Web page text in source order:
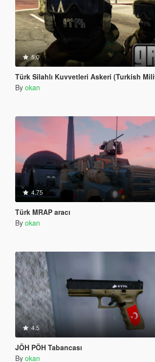
5.0
Türk Silahlı Kuvvetleri Askeri (Turkish
By okan
4.75
Türk MRAP aracı
By okan
4.5
JÖH PÖH Tabancası
By okan